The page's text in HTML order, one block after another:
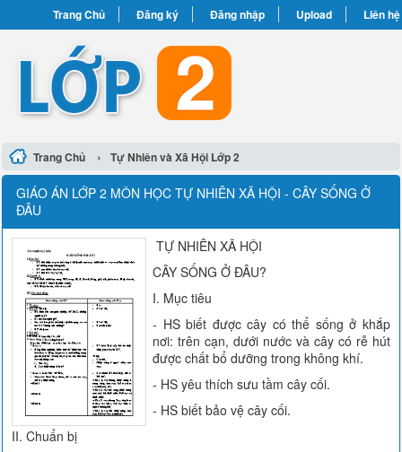
Trang Chủ Đăng ký Đăng nhập Upload Liên hệ
Trang Chủ › Tự Nhiên và Xã Hội Lớp 2
GIÁO ÁN LỚP 2 MÔN HỌC TỰ NHIÊN XÃ HỘI - CÂY SỐNG Ở
ĐÂU
TỰ NHIÊN XÃ HỘI
CÂY SỐNG Ở ĐÂU?
I. Mục tiêu
- HS biết được cây có thể sống ở khắp
nơi: trên cạn, dưới nước và cây có rễ hút
được chất bổ dưỡng trong không khí.
- HS yêu thích sưu tầm cây cối.
- HS biết bảo vệ cây cối.
II. Chuẩn bị